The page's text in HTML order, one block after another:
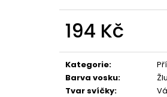
194 Kč
cena:
Kategorie:
Barva vosku:
Tvar svíčky:
SÓJOVÁ -
ČAJOVÝCH
LINIE-DEEP
AROMKA -
VANILKA
99 Kč